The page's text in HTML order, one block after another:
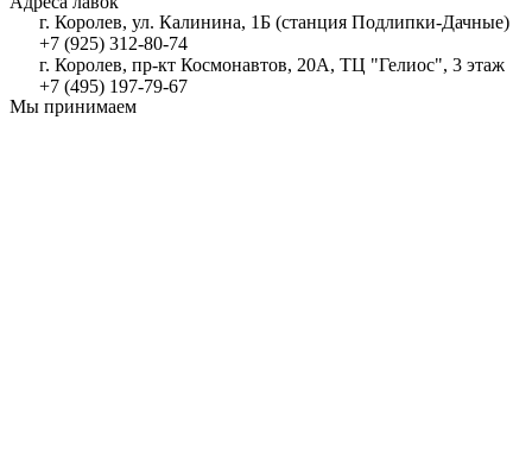
г. Королев, ул. Калинина, 1Б (станция Подлипки-Дачные)
+7 (925) 312-80-74
г. Королев, пр-кт Космонавтов, 20А, ТЦ "Гелиос", 3 этаж
+7 (495) 197-79-67
Мы принимаем